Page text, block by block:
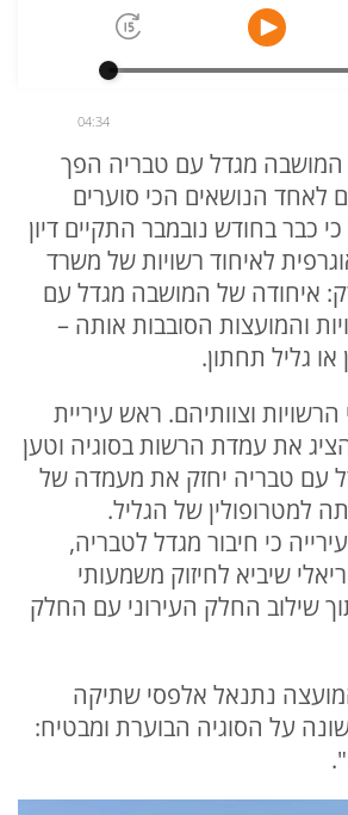
04:34
המושבה מגדל עם טבריה הפך
לאחד הנושאים הכי סוערים
כי כבר בחודש נובמבר התקיים דיון
לאיחוד רשויות של משרד
איחודה של המושבה מגדל עם
והמועצות הסובבות אותה –
גליל תחתון.
וצוותיהם. ראש עיריית
את עמדת הרשות בסוגיה וטען
עם טבריה יחזק את מעמדה של
למטרופולין של הגליל.
כי חיבור מגדל לטבריה,
שיביא לחיזוק משמעותי
שילוב החלק העירוני עם החלק
נתנאל אלפסי שתיקה
על הסוגיה הבוערת ומבטיח: